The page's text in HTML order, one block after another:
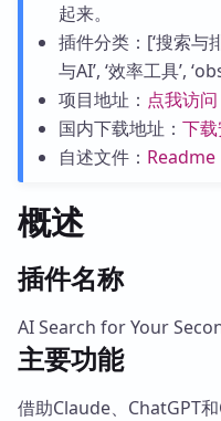
起来。
插件分类：[‘搜索与
与AI’, ‘效率工具’,
项目地址： 点我访问
国内下载地址： 下
自述文件： Readme
概述
插件名称
AI Search for Your
主要功能
借助Claude、ChatGPT